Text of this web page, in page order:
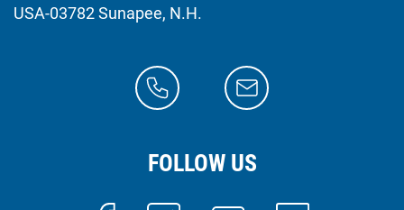
USA-03782 Sunapee, N.H.
FOLLOW US